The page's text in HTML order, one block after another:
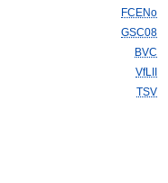
FCENo
GSC08
BVC
VfLII
TSV